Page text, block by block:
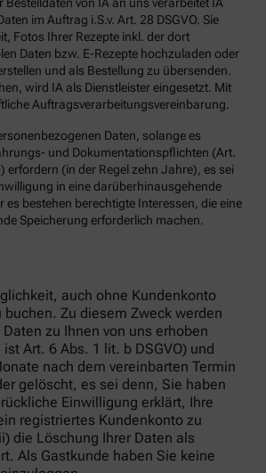
Bestelldaten von IA an uns verarbeitet IA
im Auftrag i.S.v. Art. 28 DSGVO. Sie
Fotos Ihrer Rezepte inkl. der dort
Daten bzw. E-Rezepte hochzuladen oder
und als Bestellung zu übersenden.
wird IA als Dienstleister eingesetzt. Mit
Auftragsverarbeitungsvereinbarung.
Daten, solange es
und Dokumentationspflichten (Art.
erfordern (in der Regel zehn Jahre), es sei
in eine darüberhinausgehende
es bestehen berechtigte Interessen, die eine
Speicherung erforderlich machen.
auch ohne Kundenkonto
buchen. Zu diesem Zweck werden
zu Ihnen von uns erhoben
Art. 6 Abs. 1 lit. b DSGVO) und
nach dem vereinbarten Termin
gelöscht, es sei denn, Sie haben
Einwilligung erklärt, Ihre
registriertes Kundenkonto zu
die Löschung Ihrer Daten als
Als Gastkunde haben Sie keine